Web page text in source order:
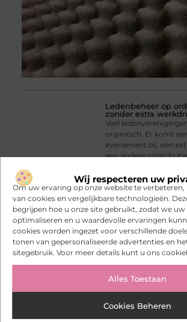
Wij respecteren uw
Om uw ervaring op onze website te
van cookies en vergelijkbare technologieën.
begrijpen hoe u onze site gebruikt, zodat we
optimaliseren en u waardevolle ervaringen
cookies worden ingezet voor verschillende
tonen van gepersonaliseerde advertenties en
sitegebruik. Voor meer details kunt u ons
Alles Toestaan
Cookies Beheren
Ledenbeheer op
zonder extra
Veel
organisch. Er komt
evenement bij, een
een andere
logisch, maar samen
een versnipperd
bestanden, losse